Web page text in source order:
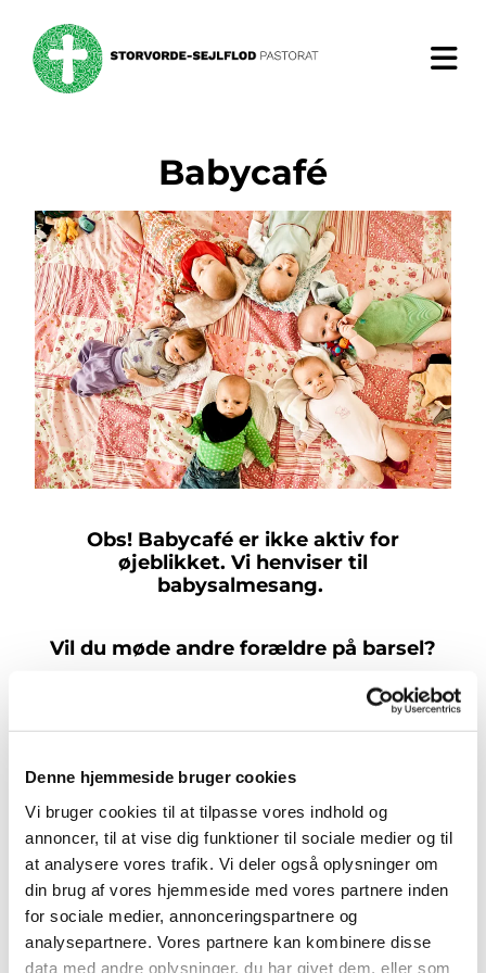
Denne hjemmeside bruger cookies
Vi bruger cookies til at tilpasse vores indhold og
annoncer, til at vise dig funktioner til sociale medier og til
at analysere vores trafik. Vi deler også oplysninger om
din brug af vores hjemmeside med vores partnere inden
for sociale medier, annonceringspartnere og
analysepartnere. Vores partnere kan kombinere disse
data med andre oplysninger, du har givet dem, eller som
Babycafé
Obs! Babycafé er ikke aktiv for
øjeblikket. Vi henviser til
babysalmesang.
Vil du møde andre forældre på barsel?
Er du på barsel og leder efter et sted, hvor du
babycafé i sognegården måske noget for dig.
Vi mødes torsdage kl. 10-12 i et trygt og
hyggeligt miljø, hvor vi kombinerer musikalsk
leg med tid til lette og dybe samtaler. Hver
gang starter vi med sang og sanseleg, inden vi
går videre til dagens emne, hvor vi diskuterer